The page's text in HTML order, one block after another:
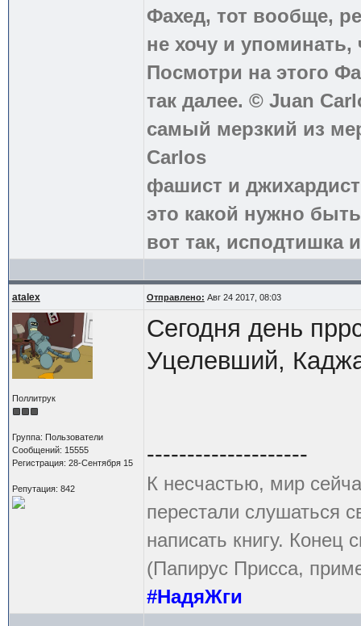
Фахед, тот вообще,
не хочу и
Посмотри на этого
так далее. © Juan
самый мерзкий из
Carlos
фашист и
это какой нужно
вот так, исподтишка
atalex Отправлено: Авг 24 2017, 08:03
Поллитрук
Группа: Пользователи
Сообщений: 15555
Регистрация: 28-Сентября 15
Репутация: 842
Сегодня день
Уцелевший,
--------------------
К несчастью, мир
перестали слушаться
написать книгу. Конец
(Папирус Присса,
#НадяЖги